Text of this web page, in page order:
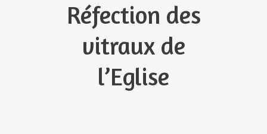
Réfection des
vitraux de
l’Eglise